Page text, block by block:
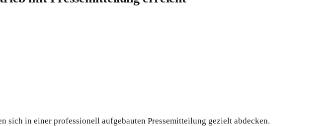
sich in einer professionell aufgebauten Pressemitteilung gezielt abdecken.